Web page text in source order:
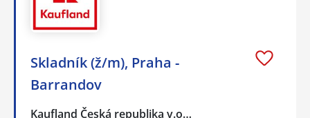
Skladník (ž/m), Praha -
Barrandov
Kaufland Česká republika v.o…